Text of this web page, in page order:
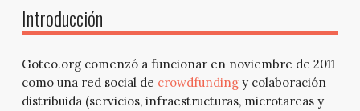
Introducción
Goteo.org comenzó a funcionar en noviembre de 2011
como una red social de crowdfundingy colaboración
distribuida (servicios, infraestructuras, microtareas y